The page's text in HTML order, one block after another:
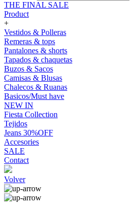
THE FINAL SALE
Product
+
Vestidos & Polleras
Remeras & tops
Pantalones & shorts
Tapados & chaquetas
Buzos & Sacos
Camisas & Blusas
Chalecos & Ruanas
Basicos/Must have
NEW IN
Fiesta Collection
Tejidos
Jeans 30%OFF
Accesories
SALE
Contact
Volver